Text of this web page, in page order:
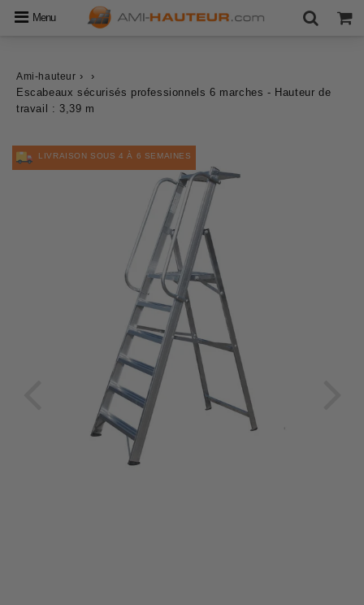
Menu
Ami-hauteur ›
›
Escabeaux sécurisés professionnels 6 marches - Hauteur de
travail : 3,39 m
LIVRAISON SOUS 4 À 6 SEMAINES